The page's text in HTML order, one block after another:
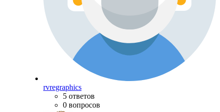
rvregraphics
5 ответов
0 вопросов